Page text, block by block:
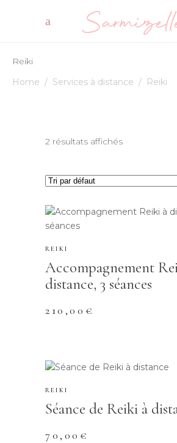
Reiki
Home / Services à distance / Reiki
2 résultats affichés
REIKI
Accompagnement
distance, 3 séances
210,00 €
REIKI
Séance de Reiki à
70,00 €